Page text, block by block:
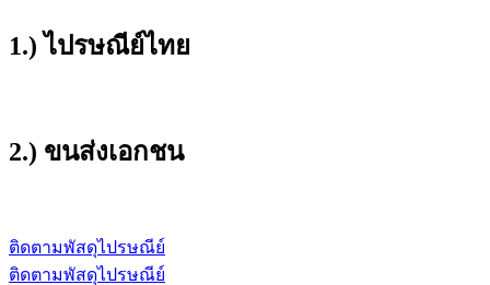
1.) ไปรษณีย์ไทย
2.) ขนส่งเอกชน
ติดตามพัสดุไปรษณีย์
ติดตามพัสดุไปรษณีย์